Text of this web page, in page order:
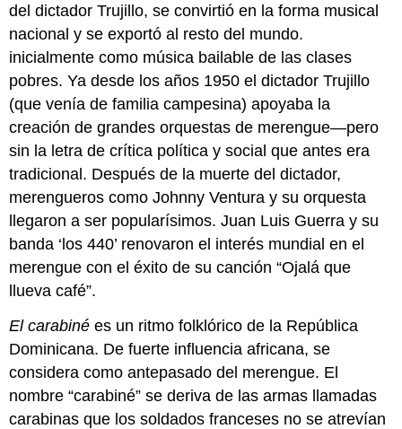
del dictador Trujillo, se convirtió en la forma musical
nacional y se exportó al resto del mundo.
inicialmente como música bailable de las clases
pobres. Ya desde los años 1950 el dictador Trujillo
(que venía de familia campesina) apoyaba la
creación de grandes orquestas de merengue—pero
sin la letra de crítica política y social que antes era
tradicional. Después de la muerte del dictador,
merengueros como Johnny Ventura y su orquesta
llegaron a ser popularísimos. Juan Luis Guerra y su
banda ‘los 440’ renovaron el interés mundial en el
merengue con el éxito de su canción “Ojalá que
llueva café”.
El carabiné es un ritmo folklórico de la República
Dominicana. De fuerte influencia africana, se
considera como antepasado del merengue. El
nombre “carabiné” se deriva de las armas llamadas
carabinas que los soldados franceses no se atrevían